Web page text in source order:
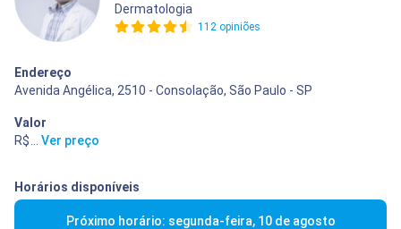
Dermatologia
112 opiniões
Endereço
Avenida Angélica, 2510 - Consolação, São Paulo - SP
Valor
R$ 400,00
Ver preço
Horários disponíveis
Próximo horário: segunda-feira, 10 de agosto